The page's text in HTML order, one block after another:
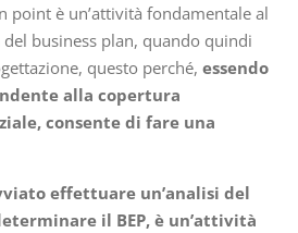
point è un’attività fondamentale al
business plan, quando quindi
questo perché, essendo
alla copertura
consente di fare una
effettuare un’analisi del
il BEP, è un’attività